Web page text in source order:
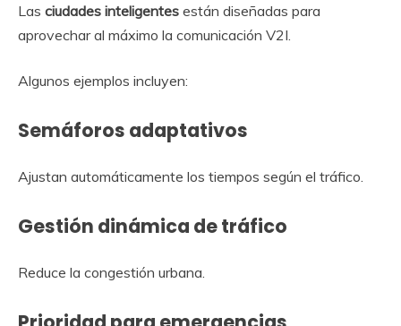
Las ciudades inteligentes están diseñadas para
aprovechar al máximo la comunicación V2I.
Algunos ejemplos incluyen:
Semáforos adaptativos
Ajustan automáticamente los tiempos según el tráfico.
Gestión dinámica de tráfico
Reduce la congestión urbana.